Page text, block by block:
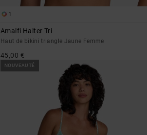
1
Amalfi Halter Tri
Haut de bikini triangle Jaune Femme
45,00 €
NOUVEAUTÉ